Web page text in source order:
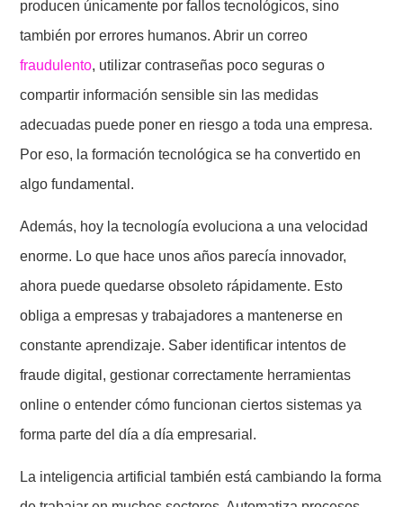
producen únicamente por fallos tecnológicos, sino
también por errores humanos. Abrir un correo
fraudulento, utilizar contraseñas poco seguras o
compartir información sensible sin las medidas
adecuadas puede poner en riesgo a toda una empresa.
Por eso, la formación tecnológica se ha convertido en
algo fundamental.
Además, hoy la tecnología evoluciona a una velocidad
enorme. Lo que hace unos años parecía innovador,
ahora puede quedarse obsoleto rápidamente. Esto
obliga a empresas y trabajadores a mantenerse en
constante aprendizaje. Saber identificar intentos de
fraude digital, gestionar correctamente herramientas
online o entender cómo funcionan ciertos sistemas ya
forma parte del día a día empresarial.
La inteligencia artificial también está cambiando la forma